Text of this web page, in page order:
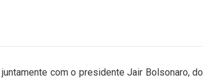
com o presidente Jair Bolsonaro, do